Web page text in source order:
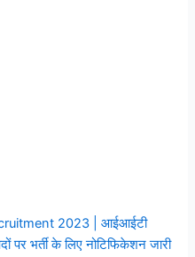
2023 | आईआईटी
पर भर्ती के लिए नोटिफिकेशन जारी